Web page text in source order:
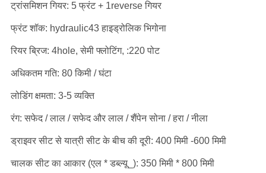
ट्रांसमिशन गियर: 5 फ्रंट + 1reverse गियर
फ्रंट शॉक: hydraulic43 हाइड्रोलिक भिगोना
रियर ब्रिज: 4hole, सेमी फ्लोटिंग, :220 पोट
अधिकतम गति: 80 किमी / घंटा
लोडिंग क्षमता: 3-5 व्यक्ति
रंग: सफेद / लाल / सफेद और लाल / शैंपेन सोना / हरा / नीला
ड्राइवर सीट से यात्री सीट के बीच की दूरी: 400 मिमी -600 मिमी
चालक सीट का आकार (एल * डब्ल्यू_): 350 मिमी * 800 मिमी